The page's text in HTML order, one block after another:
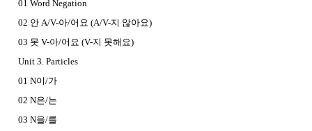
01 Word Negation
02 안 A/V-아/어요 (A/V-지 않아요)
03 못 V-아/어요 (V-지 못해요)
Unit 3. Particles
01 N이/가
02 N은/는
03 N을/를